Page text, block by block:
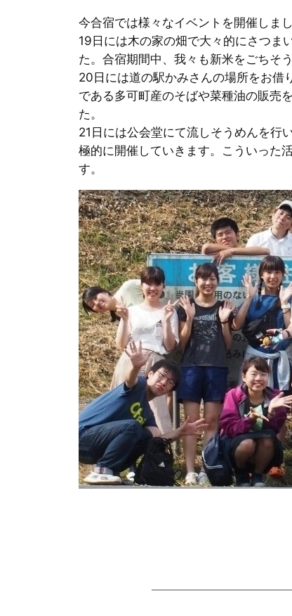
今合宿では様々なイベントを開催しまし
19日には木の家の畑で大々的にさつま
た。合宿期間中、我々も新米をごちそ
20日には道の駅かみさんの場所をお借
である多可町産のそばや菜種油の販売
た。
21日には公会堂にて流しそうめんを行
極的に開催していきます。こういった
す。